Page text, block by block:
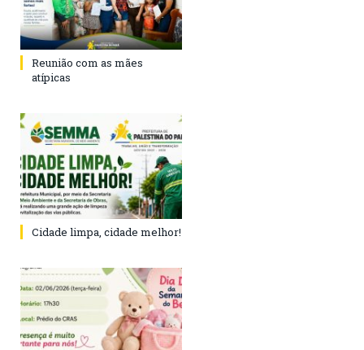
Reunião com as mães
atípicas
Cidade limpa, cidade melhor!